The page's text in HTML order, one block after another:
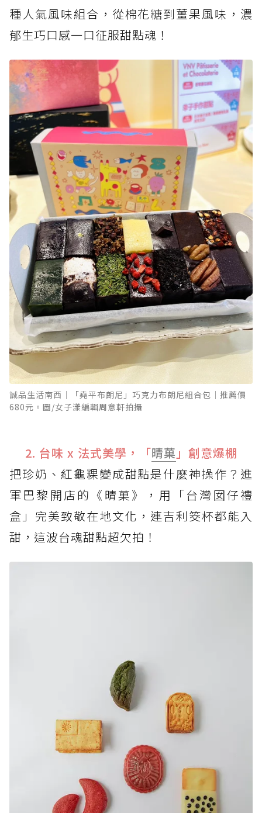
種人氣風味組合，從棉花糖到薑果風味，濃
郁生巧口感一口征服甜點魂！
誠品生活南西│「堯平布朗尼」巧克力布朗尼組合包│推薦價
680元。圖/女子漾編輯周意軒拍攝
2. 台味 x 法式美學，「晴菓 」創意爆棚
把珍奶、紅龜粿變成甜點是什麼神操作？進
軍巴黎開店的《晴菓》，用「台灣囡仔禮
盒」完美致敬在地文化，連吉利筊杯都能入
甜，這波台魂甜點超欠拍！